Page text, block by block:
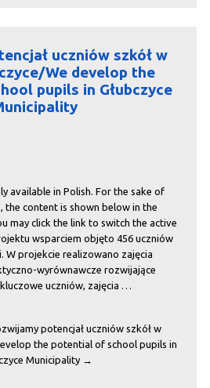
uczniów szkół w
We develop the
pupils in Głubczyce
available in Polish. For the sake of
the content is shown below in the
may click the link to switch the active
wsparciem objęto 456 uczniów
W projekcie realizowano zajęcia
wyrównawcze rozwijające
uczniów, zajęcia …
potencjał uczniów szkół w
the potential of school pupils in
Municipality →